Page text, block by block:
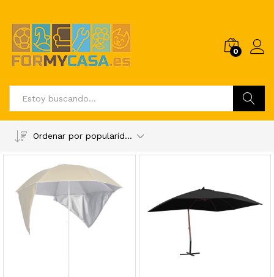
0
Ordenar por popularidad